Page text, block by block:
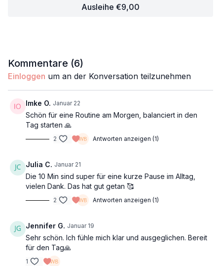
Klarheit
Props: Decke, Kissen
Ausleihe €9,00
Kommentare (6)
Einloggen um an der Konversation teilzunehmen
Imke O. Januar 22
Schön für eine Routine am Morgen, balanciert in den
Tag starten 🙏
2 Antworten anzeigen (1)
Julia C. Januar 21
Die 10 Min sind super für eine kurze Pause im Alltag,
vielen Dank. Das hat gut getan 🥰
2 Antworten anzeigen (1)
Jennifer G. Januar 19
Sehr schön. Ich fühle mich klar und ausgeglichen. Bereit
für den Tag🙏
1